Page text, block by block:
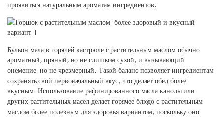
проявиться натуральным ароматам ингредиентов.
Бульон мала в горячей кастрюле с растительным маслом обычно
ароматный, пряный, но не слишком сухой, и вызывающий
онемение, но не чрезмерный. Такой баланс позволяет ингредиентам
сохранять свой первоначальный вкус, что делает обед более
вкусным. Использование рафинированного масла канолы или
других растительных масел делает горячее блюдо с растительным
маслом более полезным для здоровья вариантом, поскольку оно